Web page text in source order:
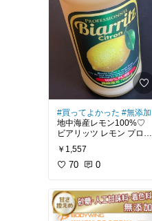
でも、
小腹が空いた時用にと言
いつつ、成城石井さんの
うずらの卵や近所でチー
ズも買い込んだし...
言い訳に悩んでいます。
高くなるけど、少量から
試すしかないかなぁヾ(｡>
﹏<｡)ﾉﾞ
(1月10日更新)
#おつまみ #サラミ #ドラ
イソーセージ #山形 #国
産
【佐藤家のいきいき生
#ねこぶだし #昆布だし
北海道 #出汁
#買ってよかった #無添加
地中海産レモン100%♡
ビアリッツ レモン プロフ
ェッショナル 700mlで
す。香料・保存料・酸味
料等添加物不使用、ノン
エグ味もなく、優しい酸
味でおすすめです。
￥1,557
70 0